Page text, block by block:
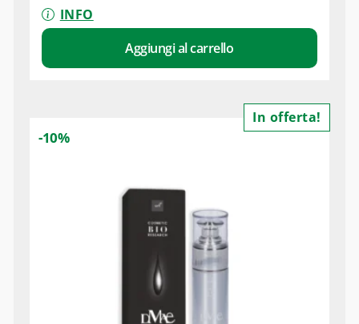
INFO
Aggiungi al carrello
In offerta!
-10%